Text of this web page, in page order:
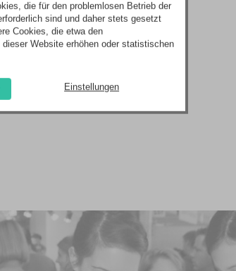
die für den problemlosen Betrieb der
sind und daher stets gesetzt
Cookies, die etwa den
Website erhöhen oder statistischen
Einstellungen